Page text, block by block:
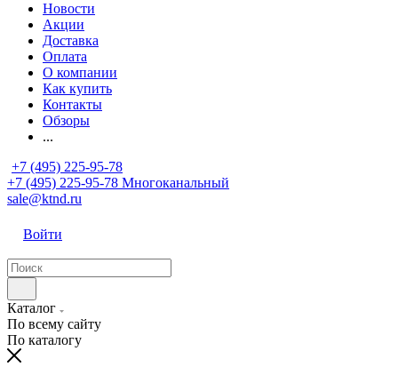
Новости
Акции
Доставка
Оплата
О компании
Как купить
Контакты
Обзоры
...
+7 (495) 225-95-78
+7 (495) 225-95-78 Многоканальный
sale@ktnd.ru
Войти
Каталог
По всему сайту
По каталогу